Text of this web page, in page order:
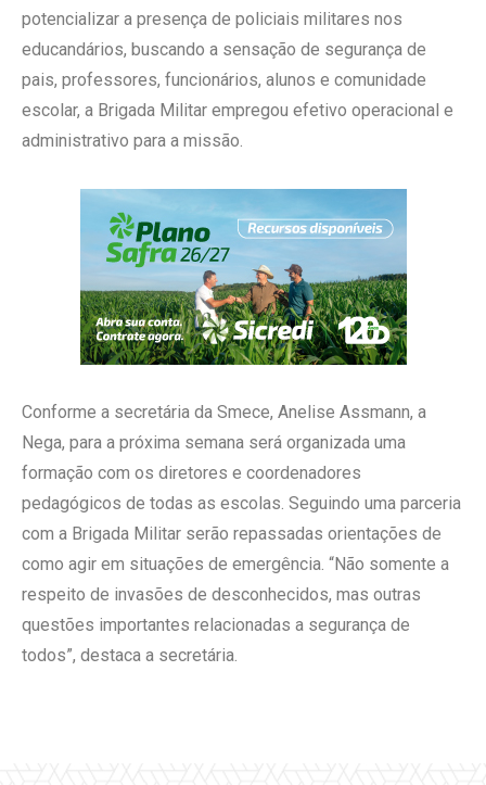
potencializar a presença de policiais militares nos
educandários, buscando a sensação de segurança de
pais, professores, funcionários, alunos e comunidade
escolar, a Brigada Militar empregou efetivo operacional e
administrativo para a missão.
Conforme a secretária da Smece, Anelise Assmann, a
Nega, para a próxima semana será organizada uma
formação com os diretores e coordenadores
pedagógicos de todas as escolas. Seguindo uma parceria
com a Brigada Militar serão repassadas orientações de
como agir em situações de emergência. “Não somente a
respeito de invasões de desconhecidos, mas outras
questões importantes relacionadas a segurança de
todos”, destaca a secretária.